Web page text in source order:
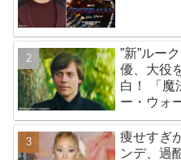
”新”ルー
優、大役
白！ 「魔
ー・ウォ
とによろ
痩せすぎ
ンデ、過